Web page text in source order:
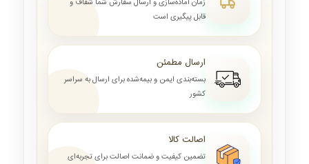
زمان آماده‌سازی و ارسال سفارش شما شفاف و
قابل پیگیری است
ارسال مطمئن
بسته‌بندی ایمن و بیمه‌شده برای ارسال به سراسر
کشور
اصالت کالا
تضمین کیفیت و ضمانت اصالت برای تجربه‌ای